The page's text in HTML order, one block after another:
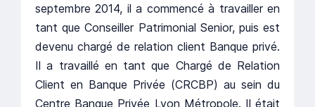
septembre 2014, il a commencé à travailler en
tant que Conseiller Patrimonial Senior, puis est
devenu chargé de relation client Banque privé.
Il a travaillé en tant que Chargé de Relation
Client en Banque Privée (CRCBP) au sein du
Centre Banque Privée Lyon Métropole. Il était